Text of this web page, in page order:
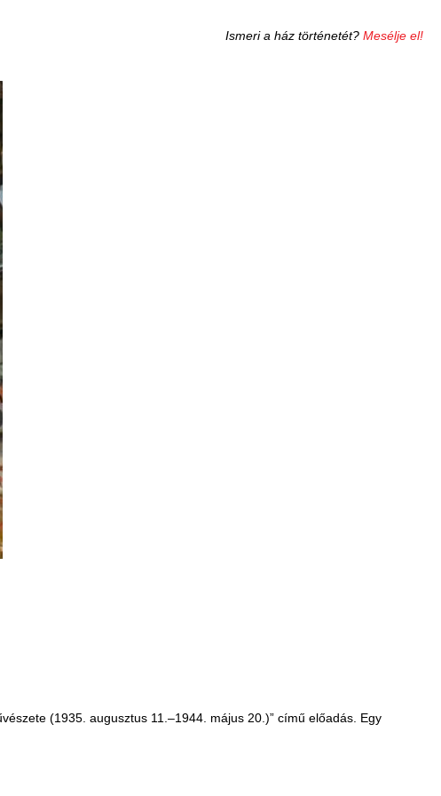
Ismeri a ház történetét? Mesélje el!
(1935. augusztus 11.–1944. május 20.)” című előadás. Egy